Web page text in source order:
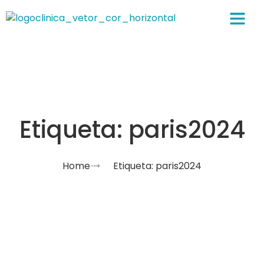
Etiqueta: paris2024
Home Etiqueta: paris2024